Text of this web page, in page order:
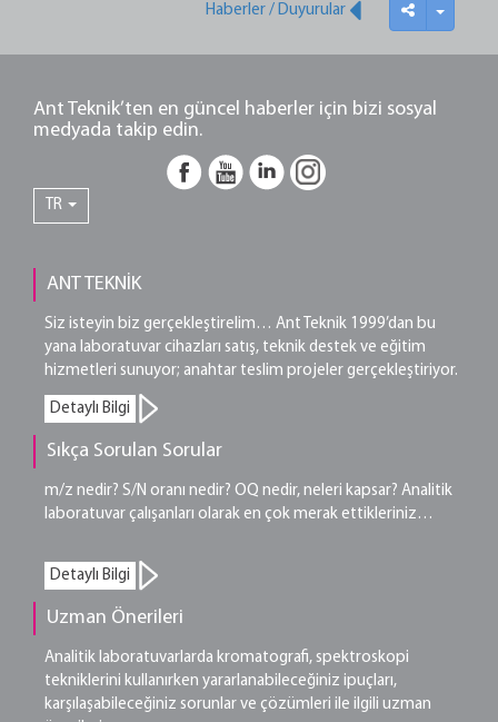
Haberler / Duyurular
Ant Teknik’ten en güncel haberler için bizi sosyal
medyada takip edin.
TR
ANT TEKNİK
Siz isteyin biz gerçekleştirelim… Ant Teknik 1999’dan bu
yana laboratuvar cihazları satış, teknik destek ve eğitim
hizmetleri sunuyor; anahtar teslim projeler gerçekleştiriyor.
Detaylı Bilgi
Sıkça Sorulan Sorular
m/z nedir? S/N oranı nedir? OQ nedir, neleri kapsar? Analitik
laboratuvar çalışanları olarak en çok merak ettikleriniz…
Detaylı Bilgi
Uzman Önerileri
Analitik laboratuvarlarda kromatografi, spektroskopi
tekniklerini kullanırken yararlanabileceğiniz ipuçları,
karşılaşabileceğiniz sorunlar ve çözümleri ile ilgili uzman